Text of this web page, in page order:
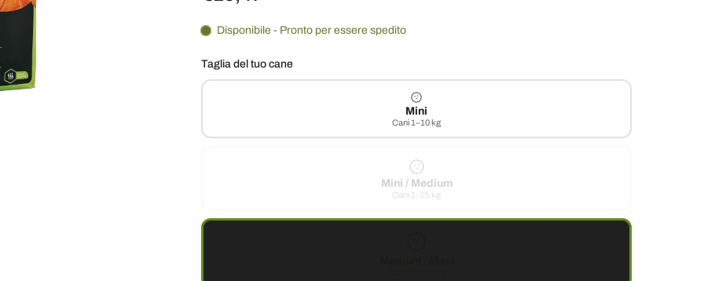
Disponibile - Pronto per essere spedito
Taglia del tuo cane
Mini
Cani 1–10 kg
Mini / Medium
Cani 1–25 kg